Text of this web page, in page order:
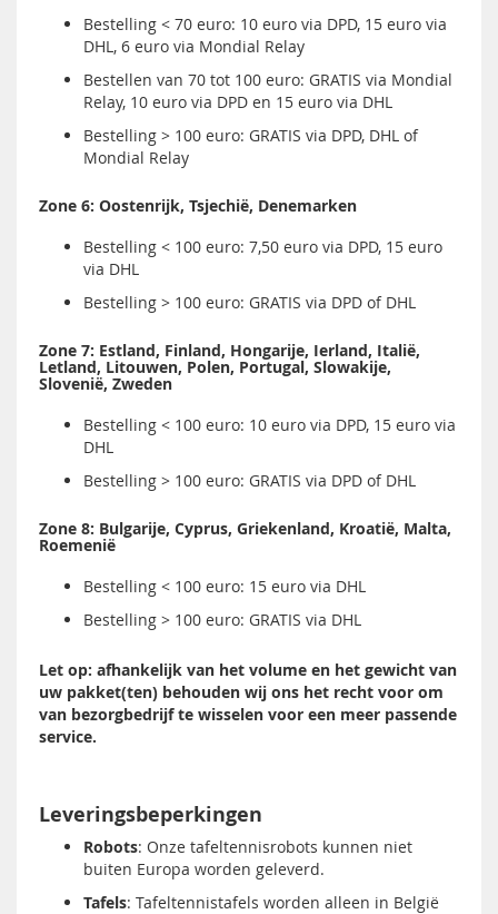
Bestelling < 70 euro: 10 euro via DPD, 15 euro via
DHL, 6 euro via Mondial Relay
Bestellen van 70 tot 100 euro: GRATIS via Mondial
Relay, 10 euro via DPD en 15 euro via DHL
Bestelling > 100 euro: GRATIS via DPD, DHL of
Mondial Relay
Zone 6: Oostenrijk, Tsjechië, Denemarken
Bestelling < 100 euro: 7,50 euro via DPD, 15 euro
via DHL
Bestelling > 100 euro: GRATIS via DPD of DHL
Zone 7: Estland, Finland, Hongarije, Ierland, Italië,
Letland, Litouwen, Polen, Portugal, Slowakije,
Slovenië, Zweden
Bestelling < 100 euro: 10 euro via DPD, 15 euro via
DHL
Bestelling > 100 euro: GRATIS via DPD of DHL
Zone 8: Bulgarije, Cyprus, Griekenland, Kroatië, Malta,
Roemenië
Bestelling < 100 euro: 15 euro via DHL
Bestelling > 100 euro: GRATIS via DHL
Let op: afhankelijk van het volume en het gewicht van
uw pakket(ten) behouden wij ons het recht voor om
van bezorgbedrijf te wisselen voor een meer passende
service.
Leveringsbeperkingen
Robots: Onze tafeltennisrobots kunnen niet
buiten Europa worden geleverd.
Tafels: Tafeltennistafels worden alleen in België